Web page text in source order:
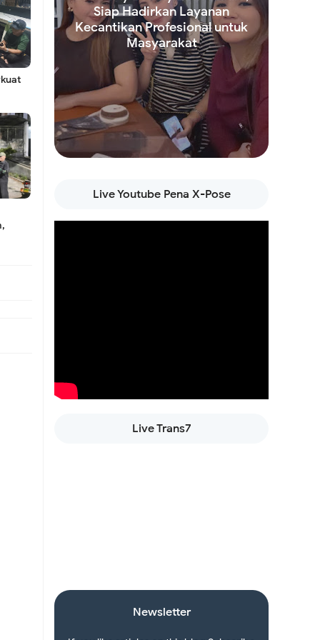
Siap Hadirkan Layanan
Kecantikan Profesional untuk
Masyarakat
Read more
Live Youtube Pena X-Pose
Live Trans7
Newsletter